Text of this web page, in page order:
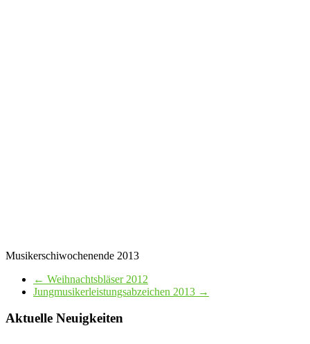
Musikerschiwochenende 2013
← Weihnachtsbläser 2012
Jungmusikerleistungsabzeichen 2013 →
Aktuelle Neuigkeiten